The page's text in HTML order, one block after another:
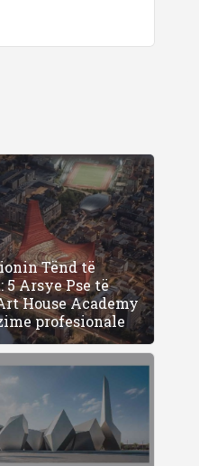
Tënd të
Arsye Pse të
House Academy
profesionale